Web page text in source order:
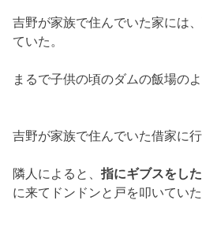
吉野が家族で住んでいた家には
ていた。
まるで子供の頃のダムの飯場のよ
吉野が家族で住んでいた借家に行
隣人によると、指にギブスをし
に来てドンドンと戸を叩いていた